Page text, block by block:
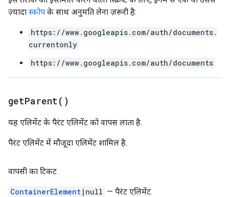
ज़्यादा स्कोप के साथ अनुमति लेना ज़रूरी है:
https://www.googleapis.com/auth/documents.
currentonly
https://www.googleapis.com/auth/documents
getParent( )
यह एलिमेंट के पैरंट एलिमेंट को वापस लाता है.
पैरंट एलिमेंट में मौजूदा एलिमेंट शामिल है.
वापसी का टिकट
ContainerElement |null — पैरंट एलिमेंट.